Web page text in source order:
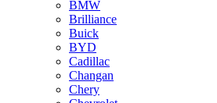
BMW
Brilliance
Buick
BYD
Cadillac
Changan
Chery